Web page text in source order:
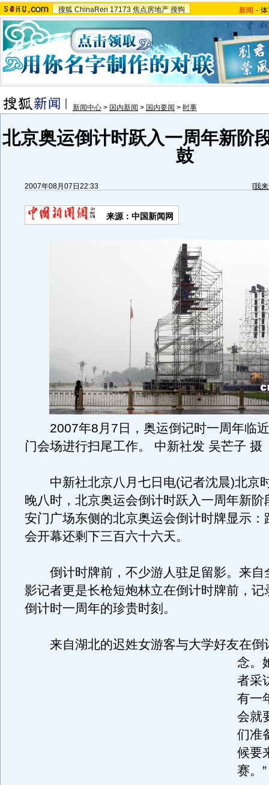
搜狐 ChinaRen 17173 焦点房地产 搜狗 新闻 -
新闻中心 > 国内新闻 > 国内要闻 > 时事
北京奥运倒计时跃入一周年新阶
鼓
2007年08月07日22:33 [我
来源：中国新闻网
2007年8月7日，奥运倒记时一周年临
门会场进行扫尾工作。 中新社发 吴芒子 摄
中新社北京八月七日电(记者沈晨)北京
晚八时，北京奥运会倒计时跃入一周年新阶
安门广场东侧的北京奥运会倒计时牌显示：
会开幕还剩下三百六十六天。
倒计时牌前，不少游人驻足留影。来自
影记者更是长枪短炮林立在倒计时牌前，记
倒计时一周年的珍贵时刻。
来自湖北的迟姓女游客与大学好友在倒
念。
者采
有一
会就
们准
候要
赛。”